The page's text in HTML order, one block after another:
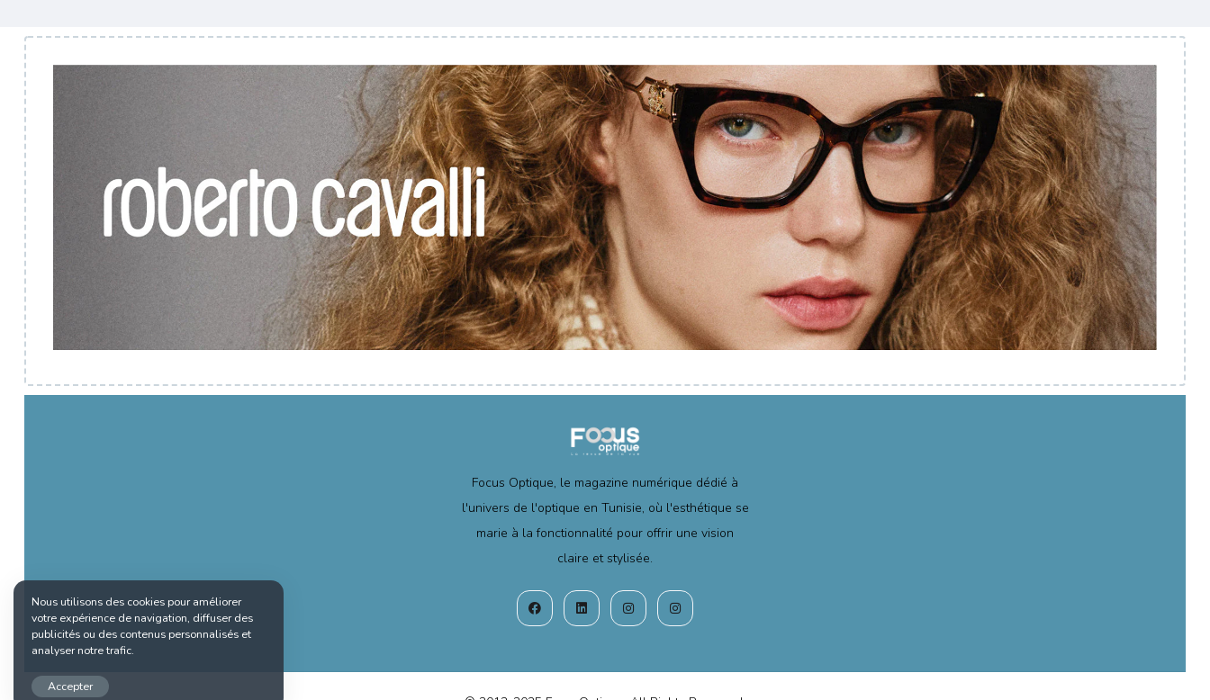
Focus Optique, le magazine numérique dédié à
l'univers de l'optique en Tunisie, où l'esthétique se
marie à la fonctionnalité pour offrir une vision
claire et stylisée.
Nous utilisons des cookies pour améliorer
votre expérience de navigation, diffuser des
publicités ou des contenus personnalisés et
analyser notre trafic.
Accepter